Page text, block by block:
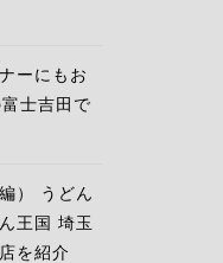
ーにもお
士吉田で
） うどん
王国 埼玉
を紹介